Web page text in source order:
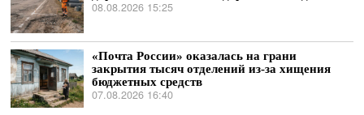
08.08.2026 15:25
«Почта России» оказалась на грани
закрытия тысяч отделений из-за хищения
бюджетных средств
07.08.2026 16:40